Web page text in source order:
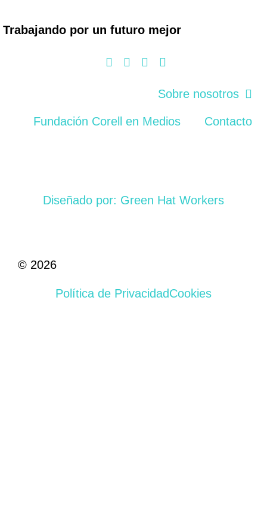
Trabajando por un futuro mejor
Sobre nosotros
Fundación Corell en Medios Contacto
© 2026
Política de PrivacidadCookies
Diseñado por: Green Hat Workers